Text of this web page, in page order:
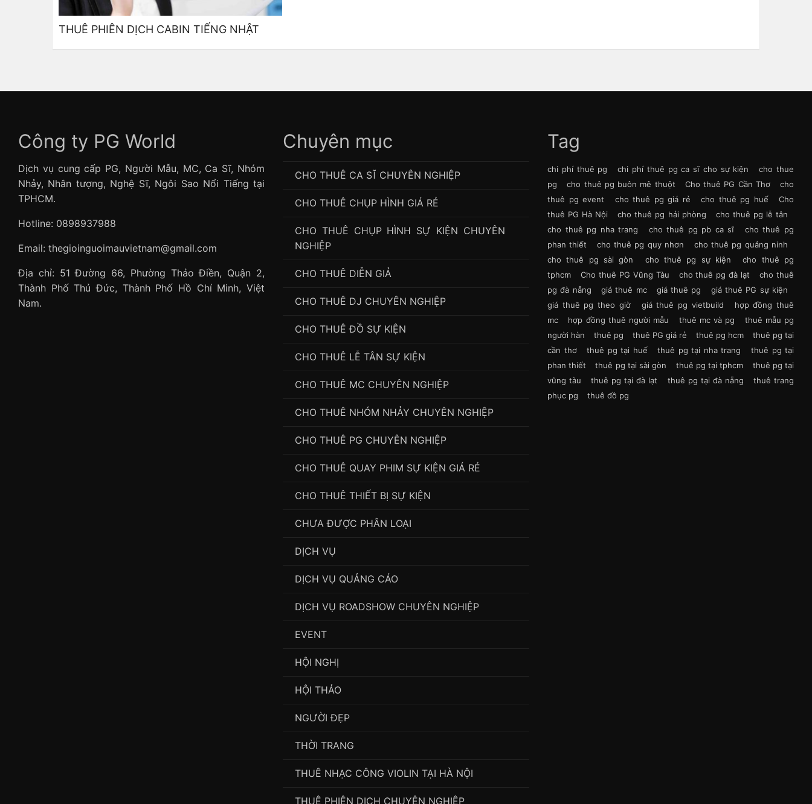
THUÊ PHIÊN DỊCH CABIN TIẾNG NHẬT
Công ty PG World
Dịch vụ cung cấp PG, Người Mẫu, MC, Ca Sĩ, Nhóm
Nhảy, Nhân tượng, Nghệ Sĩ, Ngôi Sao Nổi Tiếng tại
TPHCM.
Hotline: 0898937988
Email: thegioinguoimauvietnam@gmail.com
Địa chỉ: 51 Đường 66, Phường Thảo Điền, Quận 2,
Thành Phố Thủ Đức, Thành Phố Hồ Chí Minh, Việt
Nam.
Chuyên mục
CHO THUÊ CA SĨ CHUYÊN NGHIỆP
CHO THUÊ CHỤP HÌNH GIÁ RẺ
CHO THUÊ CHỤP HÌNH SỰ KIỆN CHUYÊN
NGHIỆP
CHO THUÊ DIỄN GIẢ
CHO THUÊ DJ CHUYÊN NGHIỆP
CHO THUÊ ĐỒ SỰ KIỆN
CHO THUÊ LỄ TÂN SỰ KIỆN
CHO THUÊ MC CHUYÊN NGHIỆP
CHO THUÊ NHÓM NHẢY CHUYÊN NGHIỆP
CHO THUÊ PG CHUYÊN NGHIỆP
CHO THUÊ QUAY PHIM SỰ KIỆN GIÁ RẺ
CHO THUÊ THIẾT BỊ SỰ KIỆN
CHƯA ĐƯỢC PHÂN LOẠI
DỊCH VỤ
DỊCH VỤ QUẢNG CÁO
DỊCH VỤ ROADSHOW CHUYÊN NGHIỆP
EVENT
HỘI NGHỊ
HỘI THẢO
NGƯỜI ĐẸP
THỜI TRANG
THUÊ NHẠC CÔNG VIOLIN TẠI HÀ NỘI
THUÊ PHIÊN DỊCH CHUYÊN NGHIỆP
Tag
chi phí thuê pg chi phí thuê pg ca sĩ cho sự kiện
cho thue
pg
cho thuê pg buôn mê thuột Cho thuê PG Cần Thơ
cho
thuê pg event
cho thuê pg giá rẻ cho thuê pg huế
Cho
thuê PG Hà Nội
cho thuê pg hải phòng
cho thuê pg lễ tân
cho thuê pg nha trang
cho thuê pg pb ca sĩ
cho thuê pg
phan thiết
cho thuê pg quy nhơn
cho thuê pg quảng ninh
cho thuê pg sài gòn
cho thuê pg sự kiện
cho thuê pg
tphcm
Cho thuê PG Vũng Tàu cho thuê pg đà lạt
cho thuê
pg đà nẵng
giá thuê mc giá thuê pg
giá thuê PG sự kiện
giá thuê pg theo giờ
giá thuê pg vietbuild
hợp đồng thuê
mc
hợp đồng thuê người mẫu thuê mc và pg
thuê mẫu pg
người hàn
thuê pg thuê PG giá rẻ thuê pg hcm
thuê pg tại
cần thơ
thuê pg tại huế thuê pg tại nha trang
thuê pg tại
phan thiết
thuê pg tại sài gòn thuê pg tại tphcm
thuê pg tại
vũng tàu
thuê pg tại đà lạt thuê pg tại đà nẵng
thuê trang
phục pg
thuê đồ pg